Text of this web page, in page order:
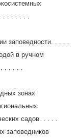
. . . . . . .
заповедности. . . . .
в ручном
. . . . .
зонах
садов. . . . .
заповедников